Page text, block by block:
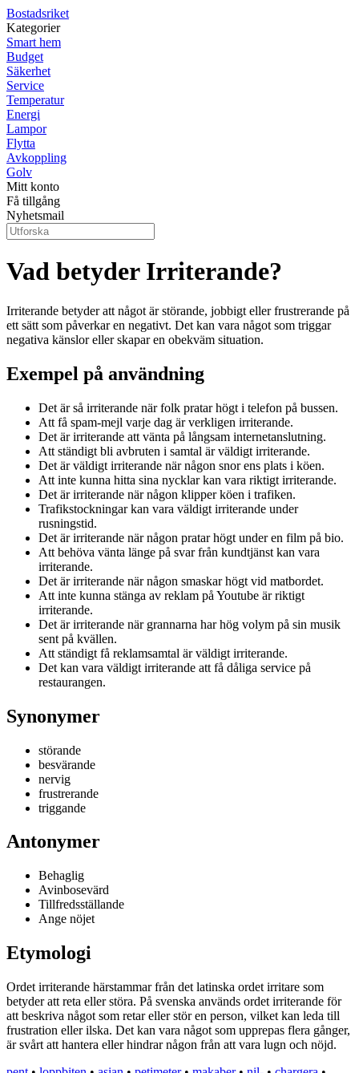
Bostadsriket
Kategorier
Smart hem
Budget
Säkerhet
Service
Temperatur
Energi
Lampor
Flytta
Avkoppling
Golv
Mitt konto
Få tillgång
Nyhetsmail
Vad betyder Irriterande?
Irriterande betyder att något är störande, jobbigt eller frustrerande på
ett sätt som påverkar en negativt. Det kan vara något som triggar
negativa känslor eller skapar en obekväm situation.
Exempel på användning
Det är så irriterande när folk pratar högt i telefon på bussen.
Att få spam-mejl varje dag är verkligen irriterande.
Det är irriterande att vänta på långsam internetanslutning.
Att ständigt bli avbruten i samtal är väldigt irriterande.
Det är väldigt irriterande när någon snor ens plats i köen.
Att inte kunna hitta sina nycklar kan vara riktigt irriterande.
Det är irriterande när någon klipper köen i trafiken.
Trafikstockningar kan vara väldigt irriterande under
rusningstid.
Det är irriterande när någon pratar högt under en film på bio.
Att behöva vänta länge på svar från kundtjänst kan vara
irriterande.
Det är irriterande när någon smaskar högt vid matbordet.
Att inte kunna stänga av reklam på Youtube är riktigt
irriterande.
Det är irriterande när grannarna har hög volym på sin musik
sent på kvällen.
Att ständigt få reklamsamtal är väldigt irriterande.
Det kan vara väldigt irriterande att få dåliga service på
restaurangen.
Synonymer
störande
besvärande
nervig
frustrerande
triggande
Antonymer
Behaglig
Avinbosevärd
Tillfredsställande
Ange nöjet
Etymologi
Ordet irriterande härstammar från det latinska ordet irritare som
betyder att reta eller störa. På svenska används ordet irriterande för
att beskriva något som retar eller stör en person, vilket kan leda till
frustration eller ilska. Det kan vara något som upprepas flera gånger,
är svårt att hantera eller hindrar någon från att vara lugn och nöjd.